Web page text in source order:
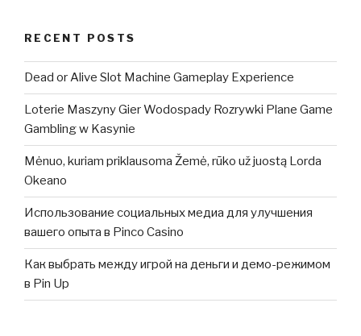
RECENT POSTS
Dead or Alive Slot Machine Gameplay Experience
Loterie Maszyny Gier Wodospady Rozrywki Plane Game
Gambling w Kasynie
Mėnuo, kuriam priklausoma Žemė, rūko už juostą Lorda
Okeano
Использование социальных медиа для улучшения
вашего опыта в Pinco Casino
Как выбрать между игрой на деньги и демо-режимом
в Pin Up